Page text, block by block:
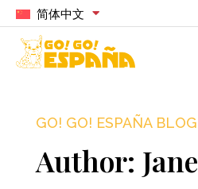
简体中文
GO! GO! ESPAÑA BLOG
Author: Jane